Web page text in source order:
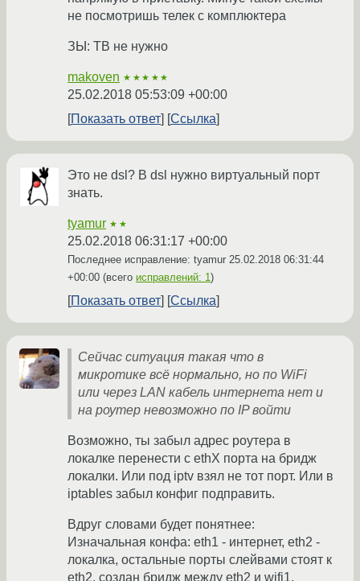
не посмотришь телек с комплюктера
ЗЫ: ТВ не нужно
makoven ★★★★★
25.02.2018 05:53:09 +00:00
Показать ответ
Ссылка
Это не dsl? В dsl нужно виртуальный порт
знать.
tyamur ★★
25.02.2018 06:31:17 +00:00
Последнее исправление: tyamur 25.02.2018 06:31:44
+00:00 (всего исправлений: 1)
Показать ответ Ссылка
Сейчас ситуация такая что в
микротике всё нормально, но по WiFi
или через LAN кабель интернета нет и
на роутер невозможно по IP войти
Возможно, ты забыл адрес роутера в
локалке перенести с ethX порта на бридж
локалки. Или под iptv взял не тот порт. Или в
iptables забыл конфиг подправить.
Вдруг словами будет понятнее:
Изначальная конфа: eth1 - интернет, eth2 -
локалка, остальные порты слейвами стоят к
eth2, создан бридж между eth2 и wifi1,